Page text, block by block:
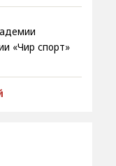
«Чир спорт»